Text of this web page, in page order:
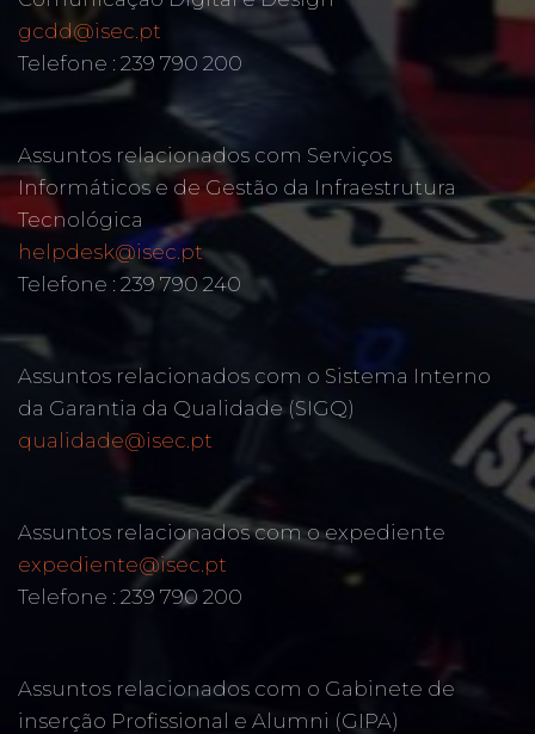
gcdd@isec.pt
Telefone : 239 790 200
Assuntos relacionados com Serviços
Informáticos e de Gestão da Infraestrutura
Tecnológica
helpdesk@isec.pt
Telefone : 239 790 240
Assuntos relacionados com o Sistema Interno
da Garantia da Qualidade (SIGQ)
qualidade@isec.pt
Assuntos relacionados com o expediente
expediente@isec.pt
Telefone : 239 790 200
Assuntos relacionados com o Gabinete de
inserção Profissional e Alumni (GIPA)